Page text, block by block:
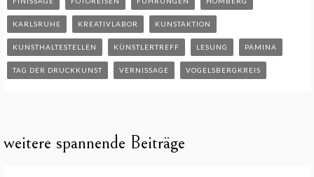
KARLSRUHE KREATIVLABOR KUNSTAKTION
KUNSTHALTESTELLEN KÜNSTLERTREFF LESUNG PAMINA
TAG DER DRUCKKUNST VERNISSAGE VOGELSBERGKREIS
weitere spannende Beiträge